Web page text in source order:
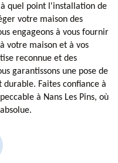
à quel point l'installation de
votre maison des
engageons à vous fournir
votre maison et à vos
reconnue et des
garantissons une pose de
Faites confiance à
à Nans Les Pins, où